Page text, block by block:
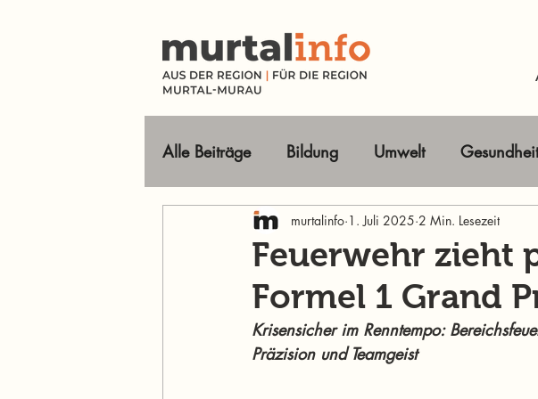
Alle Beiträge Bildung Umwelt Gesundheit
Tourismus Ausflugsziele Horizont erweitern
Wirtschaft Freizeit Online-Magazin
Im Fokus
Feuerwehr zieht
Formel 1 Grand
murtalinfo 1. Juli 2025 2 Min. Lesezeit
Krisensicher im Renntempo:
Präzision und Teamgeist